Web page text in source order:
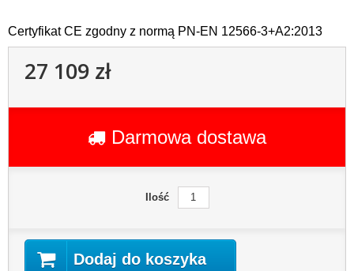
Certyfikat CE zgodny z normą PN-EN 12566-3+A2:2013
27 109 zł
Darmowa dostawa
Ilość
Dodaj do koszyka